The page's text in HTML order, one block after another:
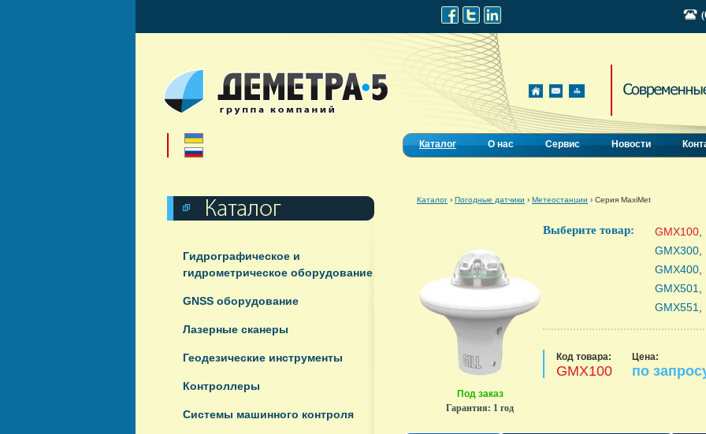
Каталог О нас Сервис Новости
Гидрографическое и
гидрометрическое оборудование
GNSS оборудование
Лазерные сканеры
Геодезические инструменты
Контроллеры
Системы машинного контроля
Каталог › Погодные датчики › Метеостанции › Серия MaxiMet
Выберите товар: GMX100
GMX300
GMX400
GMX501
GMX551
Код товара:
GMX100
Цена:
по
Под заказ
Гарантия: 1 год